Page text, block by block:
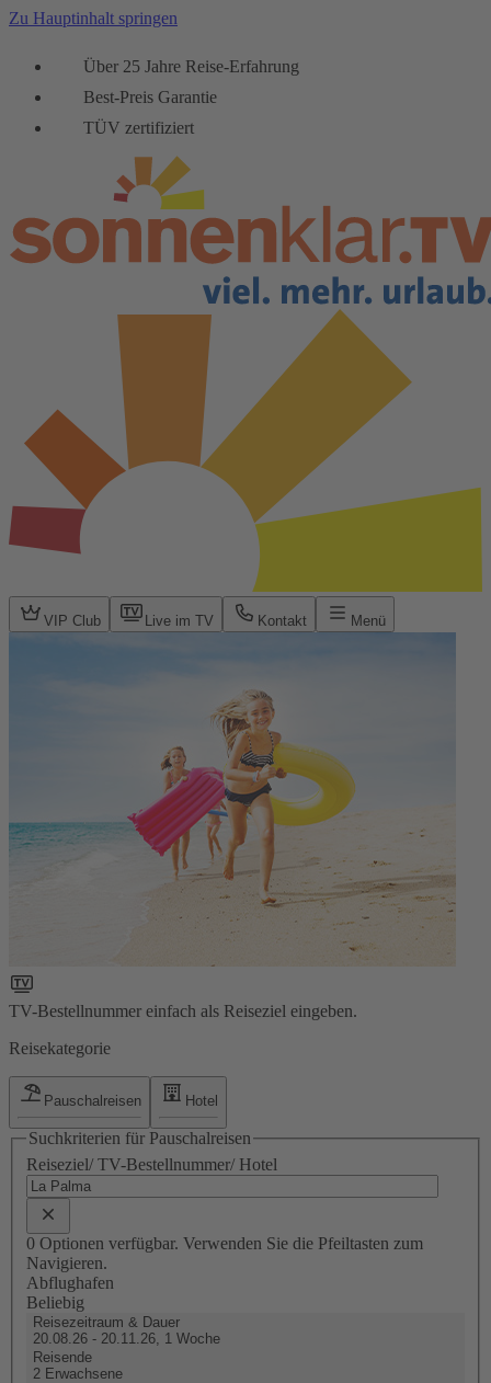
Zu Hauptinhalt springen
Über 25 Jahre Reise-Erfahrung
Best-Preis Garantie
TÜV zertifiziert
VIP Club Live im TV Kontakt Menü
TV-Bestellnummer einfach als Reiseziel eingeben.
Reisekategorie
Pauschalreisen Hotel
Suchkriterien für Pauschalreisen
Reiseziel/ TV-Bestellnummer/ Hotel
0 Optionen verfügbar. Verwenden Sie die Pfeiltasten zum
Navigieren.
Abflughafen
Beliebig
Reisezeitraum & Dauer
20.08.26 - 20.11.26, 1 Woche
Reisende
2 Erwachsene